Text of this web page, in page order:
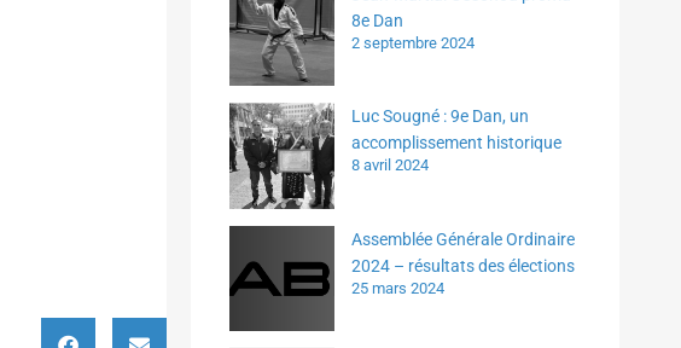
8e Dan
2 septembre 2024
Luc Sougné : 9e Dan, un
accomplissement historique
8 avril 2024
Assemblée Générale Ordinaire
2024 – résultats des élections
25 mars 2024